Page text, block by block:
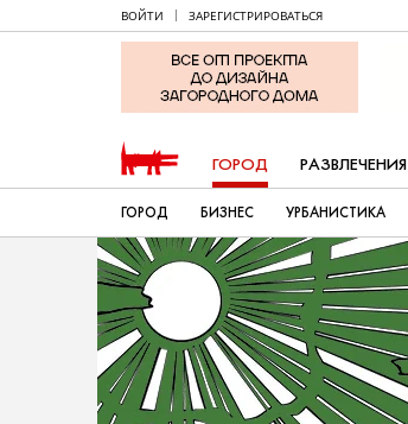
ВОЙТИ ЗАРЕГИСТРИРОВАТЬСЯ
ГОРОД РАЗВЛЕЧЕНИЯ
ГОРОД БИЗНЕС УРБАНИСТИКА